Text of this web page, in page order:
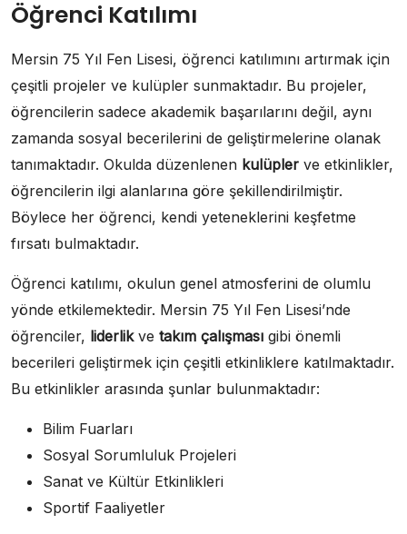
Öğrenci Katılımı
Mersin 75 Yıl Fen Lisesi, öğrenci katılımını artırmak için
çeşitli projeler ve kulüpler sunmaktadır. Bu projeler,
öğrencilerin sadece akademik başarılarını değil, aynı
zamanda sosyal becerilerini de geliştirmelerine olanak
tanımaktadır. Okulda düzenlenen kulüpler ve etkinlikler,
öğrencilerin ilgi alanlarına göre şekillendirilmiştir.
Böylece her öğrenci, kendi yeteneklerini keşfetme
fırsatı bulmaktadır.
Öğrenci katılımı, okulun genel atmosferini de olumlu
yönde etkilemektedir. Mersin 75 Yıl Fen Lisesi’nde
öğrenciler, liderlikve takım çalışması gibi önemli
becerileri geliştirmek için çeşitli etkinliklere katılmaktadır.
Bu etkinlikler arasında şunlar bulunmaktadır:
Bilim Fuarları
Sosyal Sorumluluk Projeleri
Sanat ve Kültür Etkinlikleri
Sportif Faaliyetler